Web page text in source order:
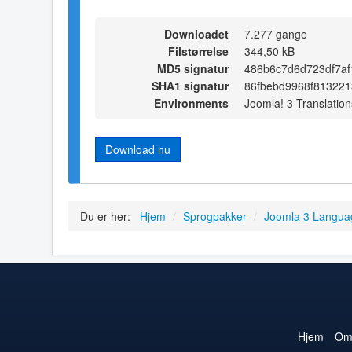
Downloadet
7.277 gange
Filstørrelse
344,50 kB
MD5 signatur
SHA1 signatur
Environments
Joomla! 3
Download nu
Du er her: Hjem / Sprogpakker / Joomla 3
Hjem Om